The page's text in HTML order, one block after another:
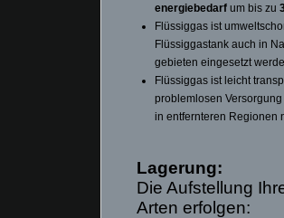
energiebedarf um bis zu
Flüssiggas ist
Flüssiggastank auch in
gebieten eingesetzt
Flüssiggas ist leicht
problemlosen
in entfernteren Regionen
Lagerung:
Die Aufstellung
Arten erfolgen: